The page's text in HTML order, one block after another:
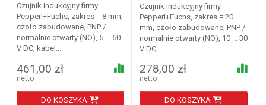
Czujnik indukcyjny firmy
Pepperl+Fuchs, zakres = 8 mm,
czoło zabudowane, PNP /
normalnie otwarty (NO), 5 ... 60
V DC, kabel...
461,00 zł
netto
DO KOSZYKA
Czujnik indukcyjny firmy
Pepperl+Fuchs, zakres = 20
mm, czoło zabudowane, PNP /
normalnie otwarty (NO), 10 ... 30
V DC,...
278,00 zł
netto
DO KOSZYKA